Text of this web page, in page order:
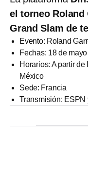
el torneo Roland
Grand Slam de
Evento: Roland
Fechas: 18 de
Horarios: A partir
México
Sede: Francia
Transmisión: ESPN